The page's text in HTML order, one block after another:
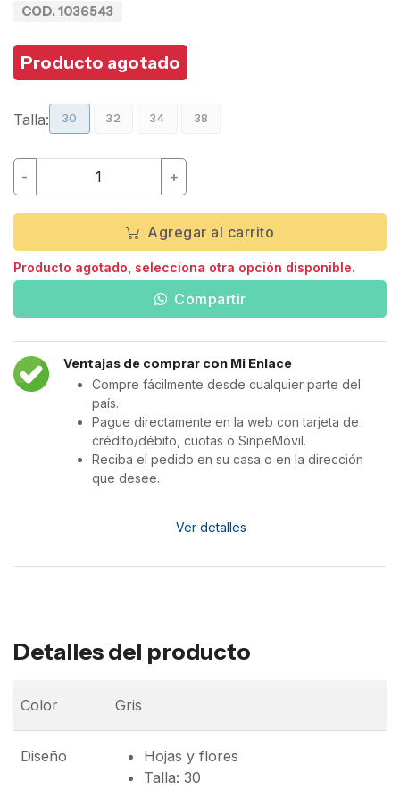
COD. 1036543
Producto agotado
Talla: 30 32 34 38
- +
Agregar al carrito
Producto agotado, selecciona otra opción disponible.
Compartir
Ventajas de comprar con Mi Enlace
Compre fácilmente desde cualquier parte del
país.
Pague directamente en la web con tarjeta de
crédito/débito, cuotas o SinpeMóvil.
Reciba el pedido en su casa o en la dirección
que desee.
Ver detalles
Detalles del producto
Color Gris
Diseño
Hojas y flores
Talla: 30